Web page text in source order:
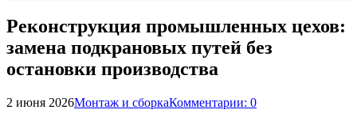
Реконструкция промышленных цехов:
замена подкрановых путей без
остановки производства
2 июня 2026Монтаж и сборкаКомментарии: 0